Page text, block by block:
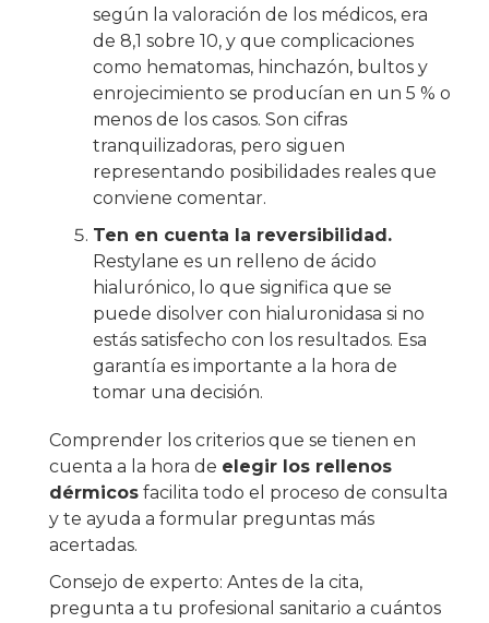
según la valoración de los médicos, era
de 8,1 sobre 10, y que complicaciones
como hematomas, hinchazón, bultos y
enrojecimiento se producían en un 5 % o
menos de los casos. Son cifras
tranquilizadoras, pero siguen
representando posibilidades reales que
conviene comentar.
Ten en cuenta la reversibilidad.
Restylane es un relleno de ácido
hialurónico, lo que significa que se
puede disolver con hialuronidasa si no
estás satisfecho con los resultados. Esa
garantía es importante a la hora de
tomar una decisión.
Comprender los criterios que se tienen en
cuenta a la hora de elegir los rellenos
dérmicos facilita todo el proceso de consulta
y te ayuda a formular preguntas más
acertadas.
Consejo de experto: Antes de la cita,
pregunta a tu profesional sanitario a cuántos